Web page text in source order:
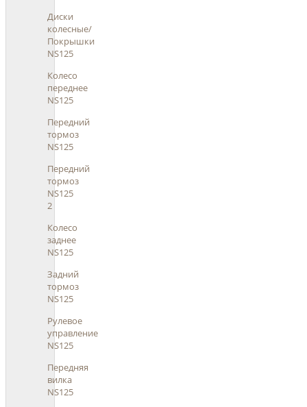
Диски
колесные/
Покрышки
NS125
Колесо
переднее
NS125
Передний
тормоз
NS125
Передний
тормоз
NS125
2
Колесо
заднее
NS125
Задний
тормоз
NS125
Рулевое
управление
NS125
Передняя
вилка
NS125